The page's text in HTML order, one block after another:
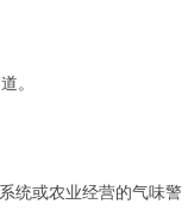
。
统或农业经营的气味警